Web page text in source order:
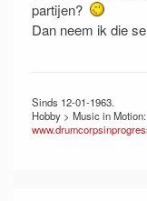
partijen?
Dan neem ik die
Sinds 12-01-1963.
Hobby > Music in Motion: